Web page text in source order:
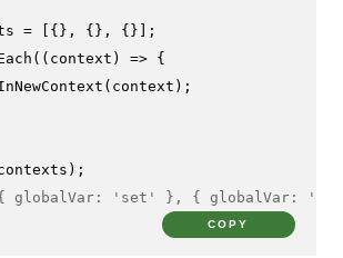
= [{}, {}, {}];
( ( context ) => {
(context);
globalVar: 'set' }, { globalVar:
COPY